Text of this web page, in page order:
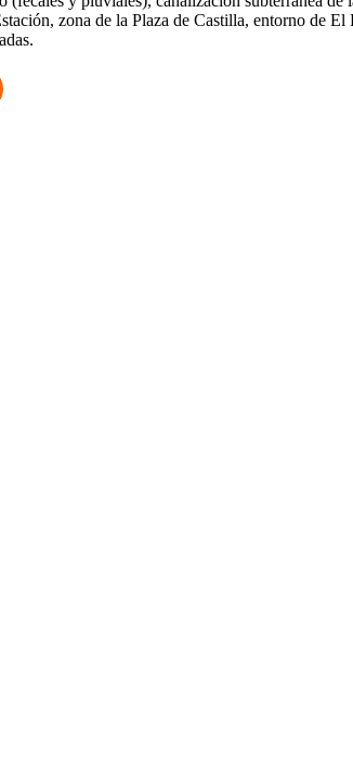
zona de la Plaza de Castilla, entorno de